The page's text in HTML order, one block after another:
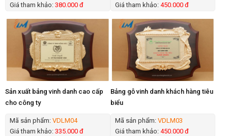
Giá tham khảo: 380.000 đ
Giá tham khảo: 450.000 đ
Sản xuất bảng vinh danh cao cấp
cho công ty
Mã sản phẩm: VDLM04
Giá tham khảo: 335.000 đ
Bảng gỗ vinh danh khách hàng tiêu
biểu
Mã sản phẩm: VDLM03
Giá tham khảo: 450.000 đ